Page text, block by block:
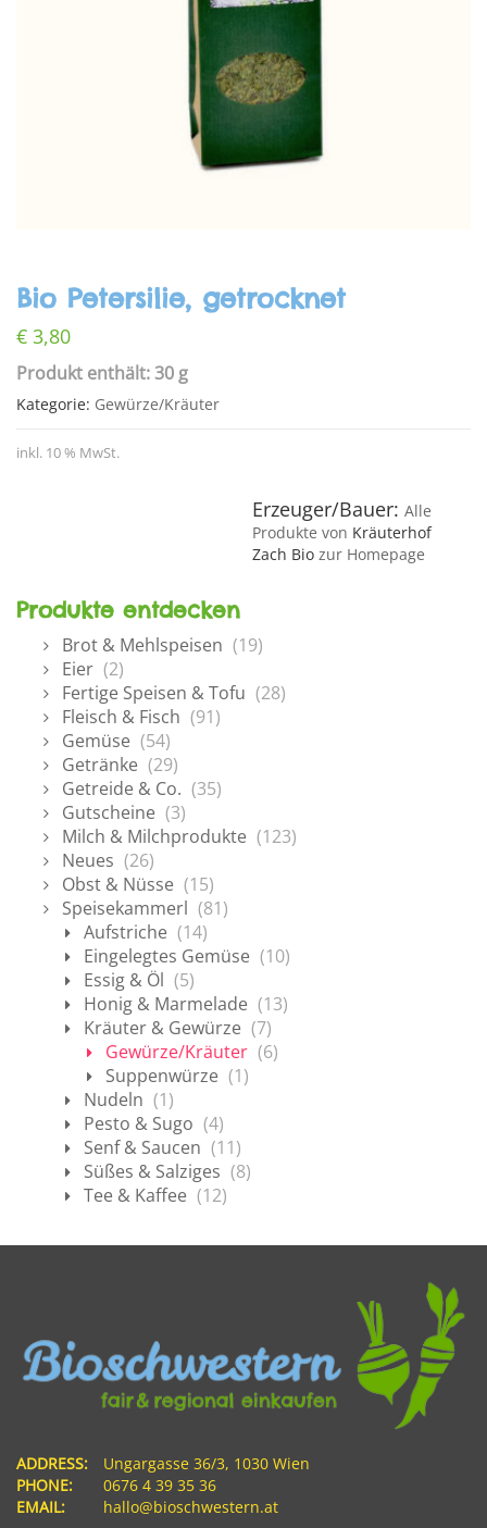
Bio Petersilie, getrocknet
€ 3,80
Produkt enthält: 30 g
Kategorie: Gewürze/Kräuter
inkl. 10 % MwSt.
Erzeuger/Bauer:Alle
Produkte von Kräuterhof
Zach Biozur Homepage
Produkte entdecken
Brot & Mehlspeisen (19)
Eier (2)
Fertige Speisen & Tofu (28)
Fleisch & Fisch (91)
Gemüse (54)
Getränke (29)
Getreide & Co. (35)
Gutscheine (3)
Milch & Milchprodukte (123)
Neues (26)
Obst & Nüsse (15)
Speisekammerl (81)
Aufstriche (14)
Eingelegtes Gemüse (10)
Essig & Öl (5)
Honig & Marmelade (13)
Kräuter & Gewürze (7)
Gewürze/Kräuter (6)
Suppenwürze (1)
Nudeln (1)
Pesto & Sugo (4)
Senf & Saucen (11)
Süßes & Salziges (8)
Tee & Kaffee (12)
ADDRESS:
Ungargasse 36/3, 1030 Wien
PHONE:
0676 4 39 35 36
EMAIL:
hallo@bioschwestern.at